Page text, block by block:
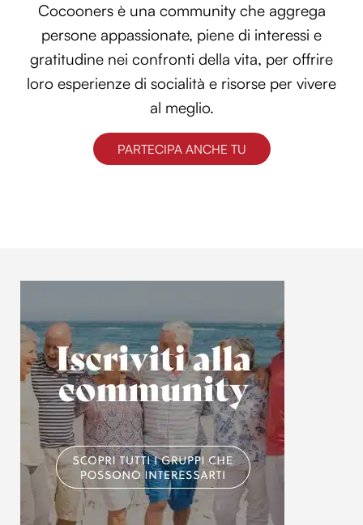
Cocooners è una community che aggrega
persone appassionate, piene di interessi e
gratitudine nei confronti della vita, per offrire
loro esperienze di socialità e risorse per vivere
al meglio.
PARTECIPA ANCHE TU